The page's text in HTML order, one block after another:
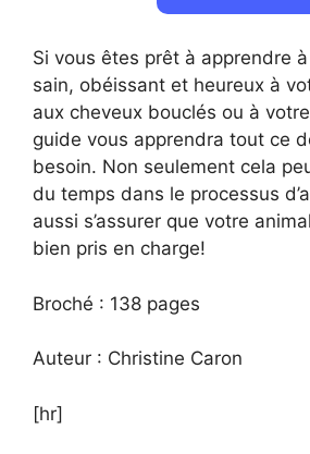
Si vous êtes prêt à apprendre
sain, obéissant et heureux à
aux cheveux bouclés ou à
guide vous apprendra tout ce
besoin. Non seulement cela
du temps dans le processus
aussi s’assurer que votre
bien pris en charge!
Broché : 138 pages
Auteur : Christine Caron
[hr]